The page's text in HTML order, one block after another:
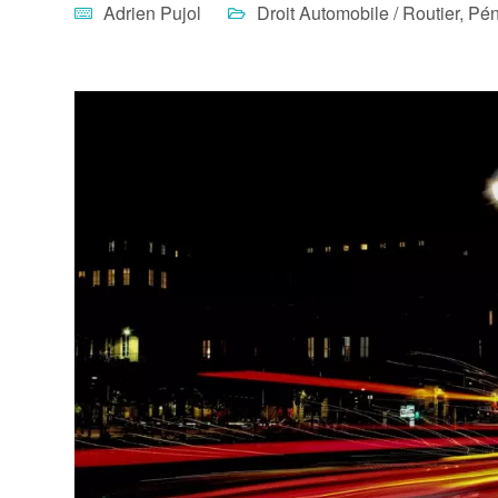
Adrien Pujol Droit Automobile / Routier,